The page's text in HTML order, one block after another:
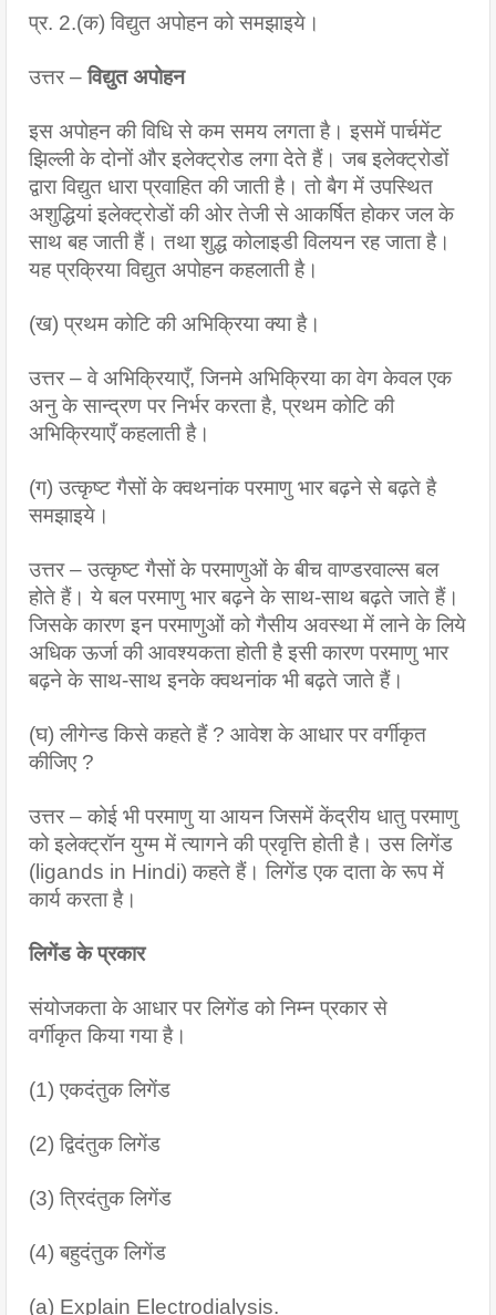
प्र. 2.(क) विद्युत अपोहन को समझाइये।
उत्तर – विद्युत अपोहन
इस अपोहन की विधि से कम समय लगता है। इसमें पार्चमेंट
झिल्ली के दोनों और इलेक्ट्रोड लगा देते हैं। जब इलेक्ट्रोडों
द्वारा विद्युत धारा प्रवाहित की जाती है। तो बैग में उपस्थित
अशुद्धियां इलेक्ट्रोडों की ओर तेजी से आकर्षित होकर जल के
साथ बह जाती हैं। तथा शुद्ध कोलाइडी विलयन रह जाता है।
यह प्रक्रिया विद्युत अपोहन कहलाती है।
(ख) प्रथम कोटि की अभिक्रिया क्या है।
उत्तर – वे अभिक्रियाएँ, जिनमे अभिक्रिया का वेग केवल एक
अनु के सान्द्रण पर निर्भर करता है, प्रथम कोटि की
अभिक्रियाएँ कहलाती है।
(ग) उत्कृष्ट गैसों के क्वथनांक परमाणु भार बढ़ने से बढ़ते है
समझाइये।
उत्तर – उत्कृष्ट गैसों के परमाणुओं के बीच वाण्डरवाल्स बल
होते हैं। ये बल परमाणु भार बढ़ने के साथ-साथ बढ़ते जाते हैं।
जिसके कारण इन परमाणुओं को गैसीय अवस्था में लाने के लिये
अधिक ऊर्जा की आवश्यकता होती है इसी कारण परमाणु भार
बढ़ने के साथ-साथ इनके क्वथनांक भी बढ़ते जाते हैं।
(घ) लीगेन्ड किसे कहते हैं ? आवेश के आधार पर वर्गीकृत
कीजिए ?
उत्तर – कोई भी परमाणु या आयन जिसमें केंद्रीय धातु परमाणु
को इलेक्ट्रॉन युग्म में त्यागने की प्रवृत्ति होती है। उस लिगेंड
(ligands in Hindi) कहते हैं। लिगेंड एक दाता के रूप में
कार्य करता है।
लिगेंड के प्रकार
संयोजकता के आधार पर लिगेंड को निम्न प्रकार से
वर्गीकृत किया गया है।
(1) एकदंतुक लिगेंड
(2) द्विदंतुक लिगेंड
(3) त्रिदंतुक लिगेंड
(4) बहुदंतुक लिगेंड
(a) Explain Electrodialysis.